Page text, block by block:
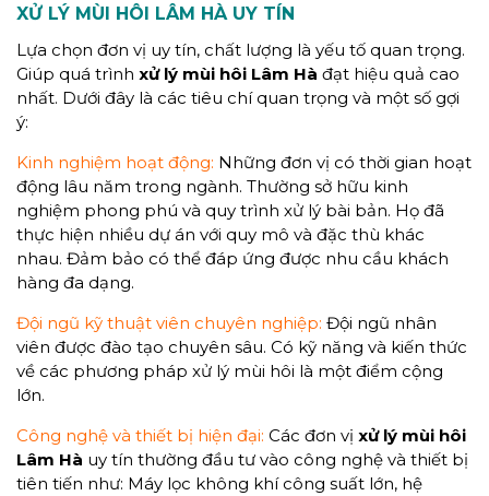
XỬ LÝ MÙI HÔI LÂM HÀ UY TÍN
Lựa chọn đơn vị uy tín, chất lượng là yếu tố quan trọng.
Giúp quá trình xử lý mùi hôi Lâm Hà đạt hiệu quả cao
nhất. Dưới đây là các tiêu chí quan trọng và một số gợi
ý:
Kinh nghiệm hoạt động: Những đơn vị có thời gian hoạt
động lâu năm trong ngành. Thường sở hữu kinh
nghiệm phong phú và quy trình xử lý bài bản. Họ đã
thực hiện nhiều dự án với quy mô và đặc thù khác
nhau. Đảm bảo có thể đáp ứng được nhu cầu khách
hàng đa dạng.
Đội ngũ kỹ thuật viên chuyên nghiệp: Đội ngũ nhân
viên được đào tạo chuyên sâu. Có kỹ năng và kiến thức
về các phương pháp xử lý mùi hôi là một điểm cộng
lớn.
Công nghệ và thiết bị hiện đại: Các đơn vị xử lý mùi hôi
Lâm Hà uy tín thường đầu tư vào công nghệ và thiết bị
tiên tiến như: Máy lọc không khí công suất lớn, hệ